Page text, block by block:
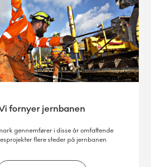
fornyer jernbanen
gennemfører i disse år omfattende
flere steder på jernbanen